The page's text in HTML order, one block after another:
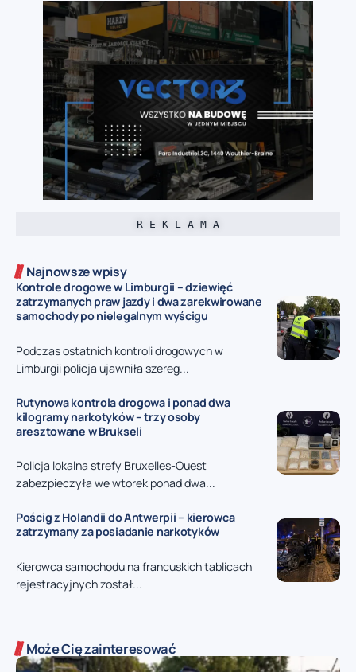
R E K L A M A
Najnowsze wpisy
Kontrole drogowe w Limburgii – dziewięć
zatrzymanych praw jazdy i dwa zarekwirowane
samochody po nielegalnym wyścigu
Podczas ostatnich kontroli drogowych w
Limburgii policja ujawniła szereg...
Rutynowa kontrola drogowa i ponad dwa
kilogramy narkotyków – trzy osoby
aresztowane w Brukseli
Policja lokalna strefy Bruxelles-Ouest
zabezpieczyła we wtorek ponad dwa...
Pościg z Holandii do Antwerpii – kierowca
zatrzymany za posiadanie narkotyków
Kierowca samochodu na francuskich tablicach
rejestracyjnych został...
Może Cię zainteresować